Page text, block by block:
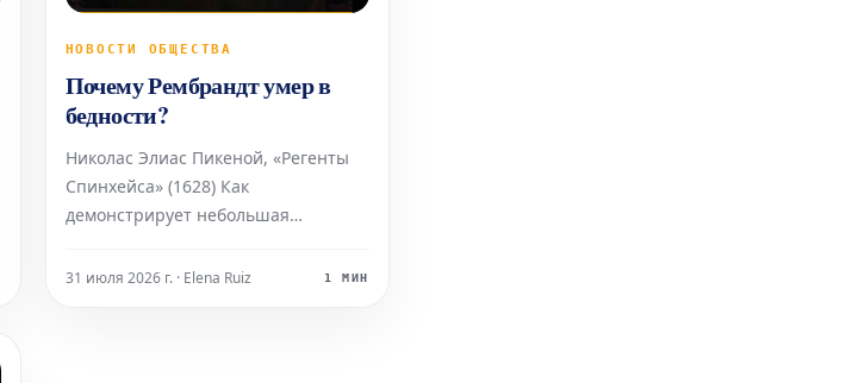
НОВОСТИ ОБЩЕСТВА
Почему Рембрандт умер в
бедности?
Николас Элиас Пикеной, «Регенты
Спинхейса» (1628) Как
демонстрирует небольшая
«Рембрандт 1632: Создание
31 июля 2026 г. · Elena Ruiz 1 МИН